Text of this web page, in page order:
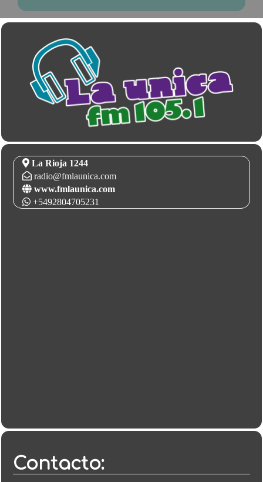
La Rioja 1244
radio@fmlaunica.com
www.fmlaunica.com
+5492804705231
Contacto: